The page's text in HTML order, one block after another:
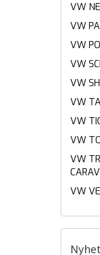
VW
VW
VW
VW
VW
VW
VW
VW
VW
VW